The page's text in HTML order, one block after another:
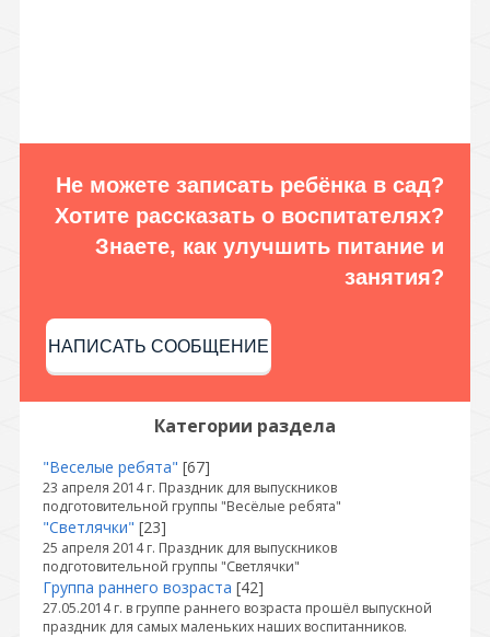
Не можете записать ребёнка в сад?
Хотите рассказать о воспитателях?
Знаете, как улучшить питание и
занятия?
НАПИСАТЬ СООБЩЕНИЕ
Категории раздела
"Веселые ребята" [67]
23 апреля 2014 г. Праздник для выпускников
подготовительной группы "Весёлые ребята"
"Светлячки" [23]
25 апреля 2014 г. Праздник для выпускников
подготовительной группы "Светлячки"
Группа раннего возраста [42]
27.05.2014 г. в группе раннего возраста прошёл выпускной
праздник для самых маленьких наших воспитанников.